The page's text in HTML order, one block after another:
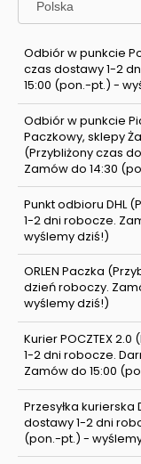
Odbiór w punkcie
czas dostawy 1-2
15:00 (pon.-pt.) -
Odbiór w punkcie
Paczkowy, sklepy
(Przybliżony czas
Zamów do 14:30
Punkt odbioru DHL
1-2 dni robocze.
wyślemy dziś!)
ORLEN Paczka
dzień roboczy.
wyślemy dziś!)
Kurier POCZTEX 2.0
1-2 dni robocze.
Zamów do 15:00
Przesyłka kurierska
dostawy 1-2 dni
(pon.-pt.) -